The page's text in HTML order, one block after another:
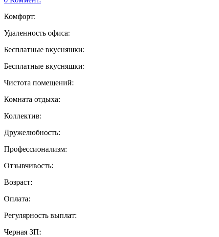
Комфорт:
Удаленность офиса:
Бесплатные вкусняшки:
Бесплатные вкусняшки:
Чистота помещений:
Комната отдыха:
Коллектив:
Дружелюбность:
Профессионализм:
Отзывчивость:
Возраст:
Оплата:
Регулярность выплат:
Черная ЗП: